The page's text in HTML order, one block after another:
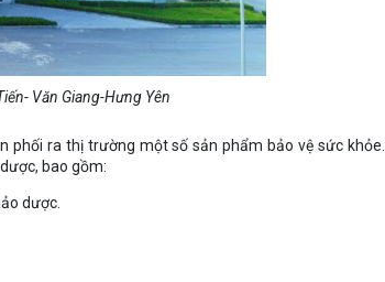
Văn Giang-Hưng Yên
ra thị trường một số sản phẩm bảo vệ sức khỏe.
bao gồm:
dược.